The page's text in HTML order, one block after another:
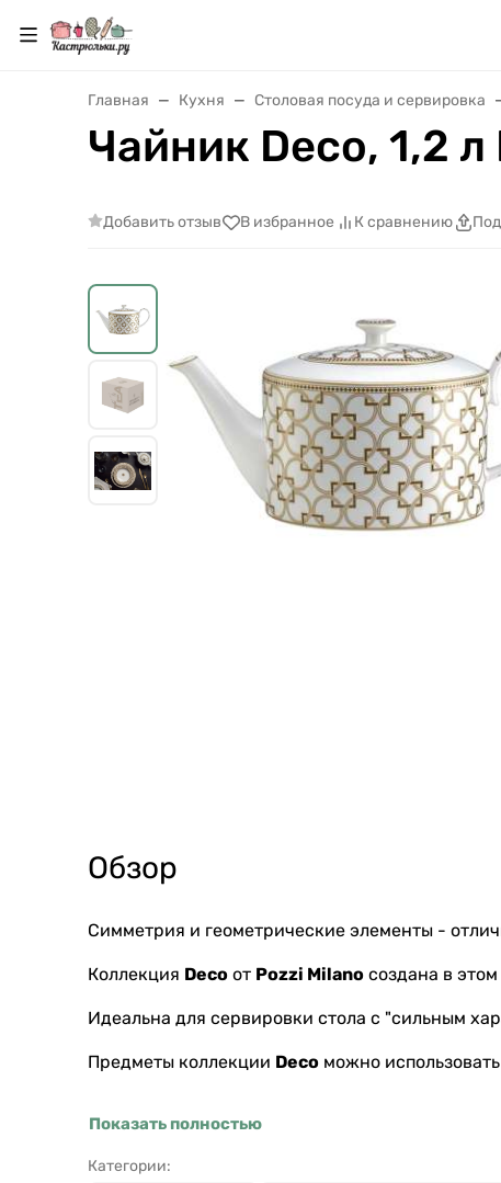
Главная Кухня Cтоловая посуда и сервировка
Чайник Deco, 1,2 л
Добавить отзыв В избранное К сравнению
Обзор
Симметрия и геометрические элементы -
Коллекция Deco от Pozzi Milano создана в
Идеальна для сервировки стола с "сильным
Предметы коллекции Deco можно
Показать полностью
Категории: